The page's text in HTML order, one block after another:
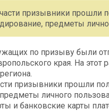
призывники прошли
предметы
по призыву были
края. На
призывники прошли
личного
и банковские карты